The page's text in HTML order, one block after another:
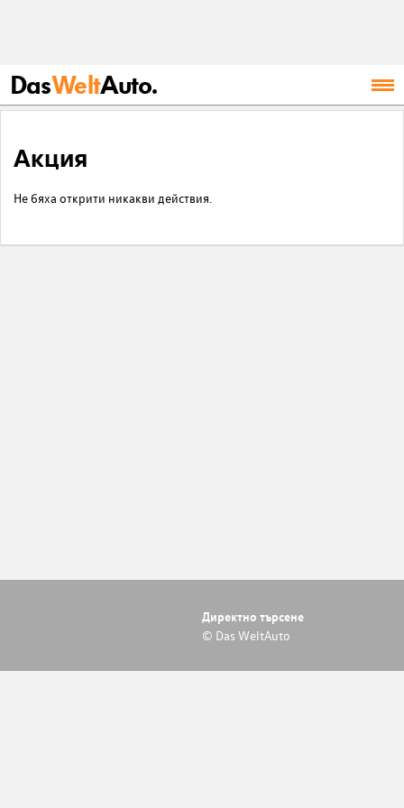
DasWeltAuto.
Акция
Не бяха открити никакви действия.
Директно търсене
© Das WeltAuto